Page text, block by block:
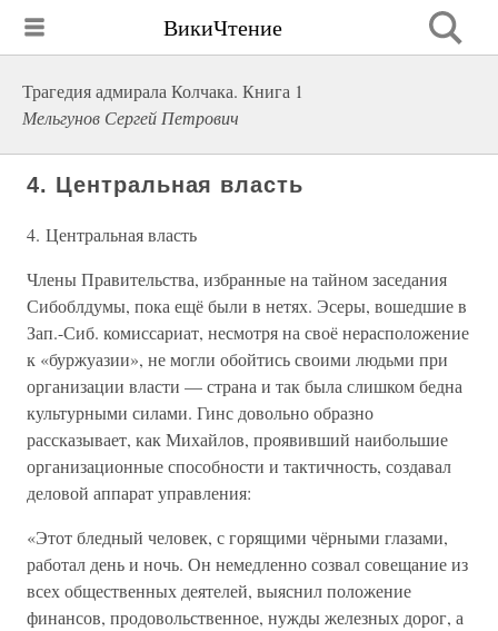
ВикиЧтение
Трагедия адмирала Колчака. Книга 1
Мельгунов Сергей Петрович
4. Центральная власть
4. Центральная власть
Члены Правительства, избранные на тайном заседания
Сибоблдумы, пока ещё были в нетях. Эсеры, вошедшие в
Зап.-Сиб. комиссариат, несмотря на своё нерасположение
к «буржуазии», не могли обойтись своими людьми при
организации власти — страна и так была слишком бедна
культурными силами. Гинс довольно образно
рассказывает, как Михайлов, проявивший наибольшие
организационные способности и тактичность, создавал
деловой аппарат управления:
«Этот бледный человек, с горящими чёрными глазами,
работал день и ночь. Он немедленно созвал совещание из
всех общественных деятелей, выяснил положение
финансов, продовольственное, нужды железных дорог, а